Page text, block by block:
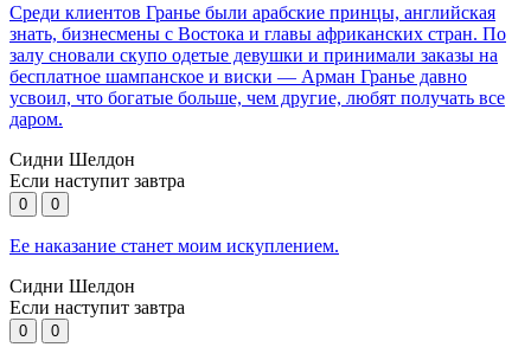
Среди клиентов Гранье были арабские принцы, английская
знать, бизнесмены с Востока и главы африканских стран. По
залу сновали скупо одетые девушки и принимали заказы на
бесплатное шампанское и виски — Арман Гранье давно
усвоил, что богатые больше, чем другие, любят получать все
даром.
Сидни Шелдон
Если наступит завтра
0 0
Ее наказание станет моим искуплением.
Сидни Шелдон
Если наступит завтра
0 0